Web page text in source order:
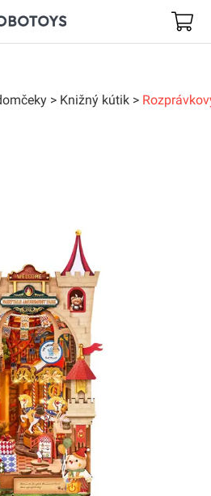
Knižný kútik